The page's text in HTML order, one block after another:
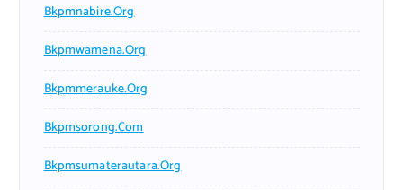
Bkpmnabire.org
Bkpmwamena.org
Bkpmmerauke.org
Bkpmsorong.com
Bkpmsumaterautara.org